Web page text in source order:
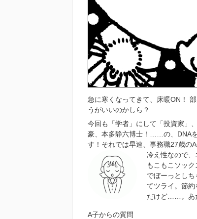
急に寒くなってきて、床暖ON！
うがいいのかしら？
今回も「学者」にして「投資家」
豪、本多静六博士！……の、DNAを
す！それでは早速、事務職27歳の
A子からの質問
冷え性なので、
もこもこソッ
でぼーっとし
てツライ。節
だけど……。あ